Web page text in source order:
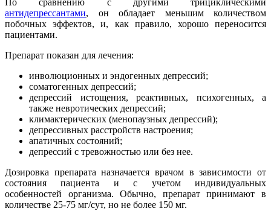
По сравнению с другими трициклическими
антидепрессантами, он обладает меньшим количеством
побочных эффектов, и, как правило, хорошо переносится
пациентами.
Препарат показан для лечения:
инволюционных и эндогенных депрессий;
соматогенных депрессий;
депрессий истощения, реактивных, психогенных, а
также невротических депрессий;
климактерических (менопаузных депрессий);
депрессивных расстройств настроения;
апатичных состояний;
депрессий с тревожностью или без нее.
Дозировка препарата назначается врачом в зависимости от
состояния пациента и с учетом индивидуальных
особенностей организма. Обычно, препарат принимают в
количестве 25-75 мг/сут, но не более 150 мг.